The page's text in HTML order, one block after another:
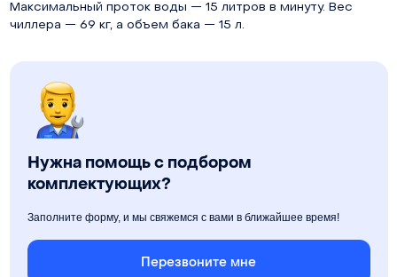
Максимальный проток воды — 15 литров в минуту. Вес
чиллера — 69 кг, а объем бака — 15 л.
Нужна помощь с подбором
комплектующих?
Заполните форму, и мы свяжемся с вами в ближайшее время!
Перезвоните мне